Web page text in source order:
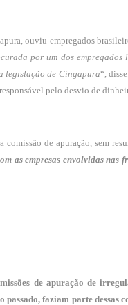
ouviu empregados
por um dos
legislação de Cingapura“,
pelo desvio de
de apuração, sem
as empresas envolvidas nas
de apuração de
faziam parte dessas